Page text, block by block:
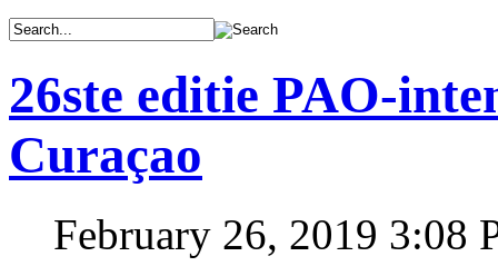
26ste editie PAO-
Curaçao
February 26, 2019 3:08